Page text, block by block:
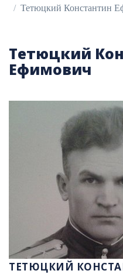
Тетюцкий Константин
Тетюцкий
Ефимович
ТЕТЮЦКИЙ